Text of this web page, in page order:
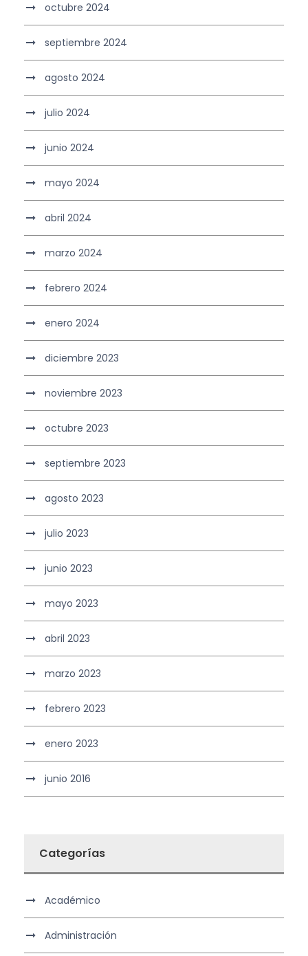
octubre 2024
septiembre 2024
agosto 2024
julio 2024
junio 2024
mayo 2024
abril 2024
marzo 2024
febrero 2024
enero 2024
diciembre 2023
noviembre 2023
octubre 2023
septiembre 2023
agosto 2023
julio 2023
junio 2023
mayo 2023
abril 2023
marzo 2023
febrero 2023
enero 2023
junio 2016
Categorías
Académico
Administración